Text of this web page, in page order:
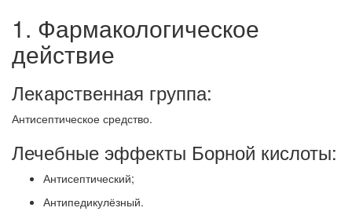
1. Фармакологическое
действие
Лекарственная группа:
Антисептическое средство.
Лечебные эффекты Борной кислоты:
Антисептический;
Антипедикулёзный.